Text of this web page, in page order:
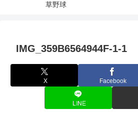
草野球
IMG_359B6564944F-1-1
X Facebook
LINE